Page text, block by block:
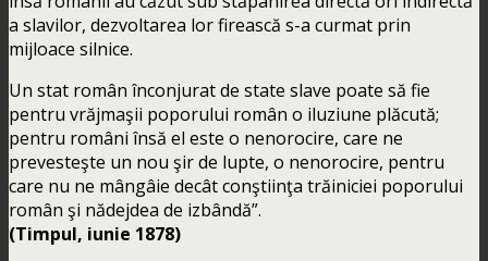
a slavilor, dezvoltarea lor firească s-a curmat prin
mijloace silnice.
Un stat român înconjurat de state slave poate să fie
pentru vrăjmaşii poporului român o iluziune plăcută;
pentru români însă el este o nenorocire, care ne
prevesteşte un nou şir de lupte, o nenorocire, pentru
care nu ne mângâie decât conştiinţa trăiniciei poporului
român şi nădejdea de izbândă”.
(Timpul, iunie 1878)